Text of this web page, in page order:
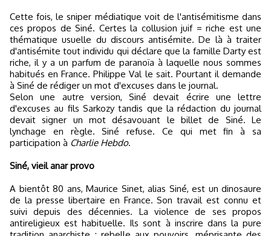
Cette fois, le sniper médiatique voit de l'antisémitisme dans
ces propos de Siné. Certes la collusion juif = riche est une
thématique usuelle du discours antisémite. De là à traiter
d'antisémite tout individu qui déclare que la famille Darty est
riche, il y a un parfum de paranoïa à laquelle nous sommes
habitués en France. Philippe Val le sait. Pourtant il demande
à Siné de rédiger un mot d'excuses dans le journal.
Selon une autre version, Siné devait écrire une lettre
d'excuses au fils Sarkozy tandis que la rédaction du journal
devait signer un mot désavouant le billet de Siné. Le
lynchage en règle. Siné refuse. Ce qui met fin à sa
participation à Charlie Hebdo.
Siné, vieil anar provo
A bientôt 80 ans, Maurice Sinet, alias Siné, est un dinosaure
de la presse libertaire en France. Son travail est connu et
suivi depuis des décennies. La violence de ses propos
antireligieux est habituelle. Ils sont à inscrire dans la pure